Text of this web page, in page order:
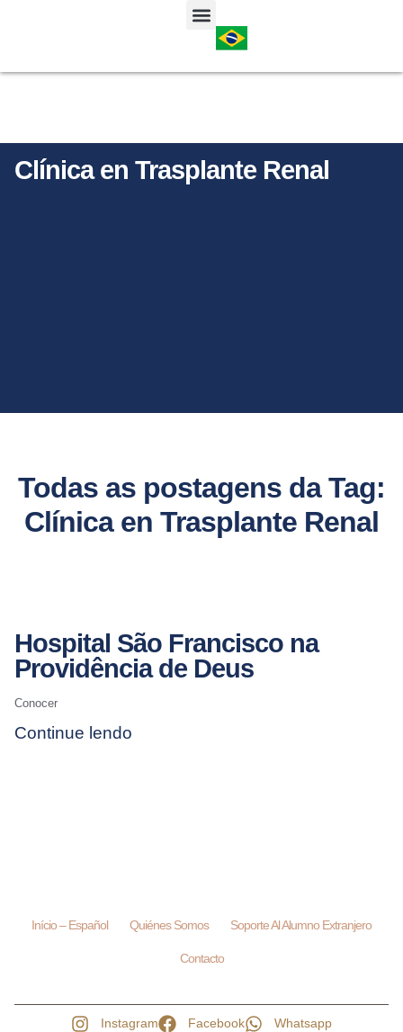
Clínica en Trasplante Renal
Todas as postagens da Tag:
Clínica en Trasplante Renal
Hospital São Francisco na
Providência de Deus
Conocer
Continue lendo
Início – Español Quiénes Somos Soporte Al Alumno Extranjero
Contacto
Instagram Facebook Whatsapp